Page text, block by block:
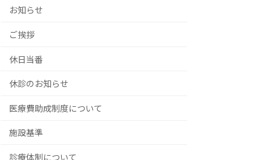
お知らせ
ご挨拶
休日当番
休診のお知らせ
医療費助成制度について
施設基準
診療体制について